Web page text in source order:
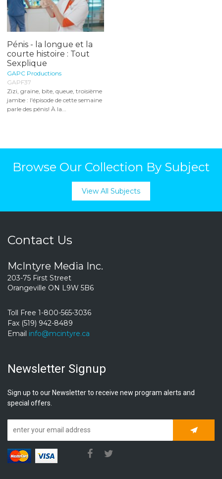
Pénis - la longue et la
courte histoire : Tout
Sexplique
GAPC Productions
GAPF37
Zizi, graine, bite, queue, troisième
jambe : l'épisode de cette semaine
parle des pénis! À la...
Browse Our Collection By Subject
View All Subjects
Contact Us
McIntyre Media Inc.
203-75 First Street
Orangeville ON L9W 5B6
Toll Free 1-800-565-3036
Fax (519) 942-8489
Email info@mcintyre.ca
Newsletter Signup
Sign up to our Newsletter to receive new program alerts and
special offers.